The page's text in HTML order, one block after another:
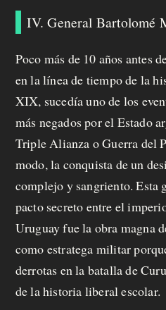
IV. General Bartolomé
Poco más de 10 años antes
en la línea de tiempo de la
XIX, sucedía uno de los
más negados por el Estado
Triple Alianza o Guerra del
modo, la conquista de un
complejo y sangriento. Esta
pacto secreto entre el
Uruguay fue la obra magna
como estratega militar
derrotas en la batalla de
de la historia liberal escolar.